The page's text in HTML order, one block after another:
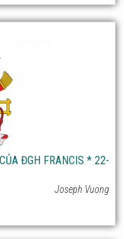
ĐGH FRANCIS * 22-
Joseph Vuong